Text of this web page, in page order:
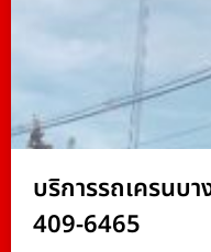
บริการรถเครนบ
409-6465